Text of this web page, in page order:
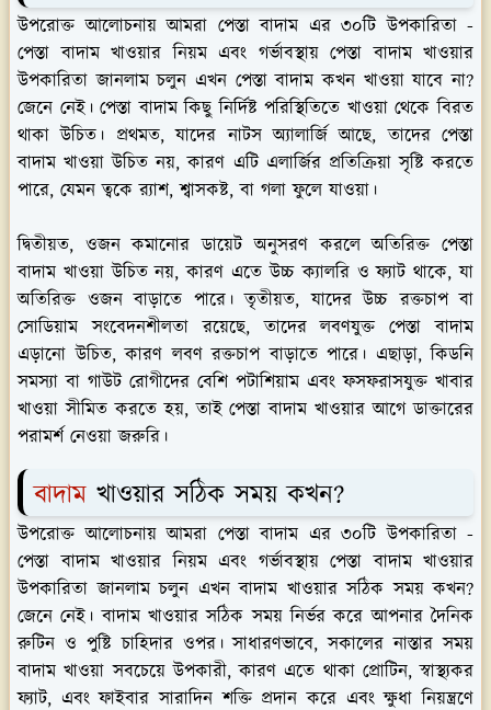
উপরোক্ত আলোচনায় আমরা পেস্তা বাদাম এর ৩০টি উপকারিতা -
পেস্তা বাদাম খাওয়ার নিয়ম এবং গর্ভাবস্থায় পেস্তা বাদাম খাওয়ার
উপকারিতা জানলাম চলুন এখন পেস্তা বাদাম কখন খাওয়া যাবে না?
জেনে নেই। পেস্তা বাদাম কিছু নির্দিষ্ট পরিস্থিতিতে খাওয়া থেকে বিরত
থাকা উচিত। প্রথমত, যাদের নাটস অ্যালার্জি আছে, তাদের পেস্তা
বাদাম খাওয়া উচিত নয়, কারণ এটি এলার্জির প্রতিক্রিয়া সৃষ্টি করতে
পারে, যেমন ত্বকে র‍্যাশ, শ্বাসকষ্ট, বা গলা ফুলে যাওয়া।
দ্বিতীয়ত, ওজন কমানোর ডায়েট অনুসরণ করলে অতিরিক্ত পেস্তা
বাদাম খাওয়া উচিত নয়, কারণ এতে উচ্চ ক্যালরি ও ফ্যাট থাকে, যা
অতিরিক্ত ওজন বাড়াতে পারে। তৃতীয়ত, যাদের উচ্চ রক্তচাপ বা
সোডিয়াম সংবেদনশীলতা রয়েছে, তাদের লবণযুক্ত পেস্তা বাদাম
এড়ানো উচিত, কারণ লবণ রক্তচাপ বাড়াতে পারে। এছাড়া, কিডনি
সমস্যা বা গাউট রোগীদের বেশি পটাশিয়াম এবং ফসফরাসযুক্ত খাবার
খাওয়া সীমিত করতে হয়, তাই পেস্তা বাদাম খাওয়ার আগে ডাক্তারের
পরামর্শ নেওয়া জরুরি।
বাদাম খাওয়ার সঠিক সময় কখন?
উপরোক্ত আলোচনায় আমরা পেস্তা বাদাম এর ৩০টি উপকারিতা -
পেস্তা বাদাম খাওয়ার নিয়ম এবং গর্ভাবস্থায় পেস্তা বাদাম খাওয়ার
উপকারিতা জানলাম চলুন এখন বাদাম খাওয়ার সঠিক সময় কখন?
জেনে নেই। বাদাম খাওয়ার সঠিক সময় নির্ভর করে আপনার দৈনিক
রুটিন ও পুষ্টি চাহিদার ওপর। সাধারণভাবে, সকালের নাস্তার সময়
বাদাম খাওয়া সবচেয়ে উপকারী, কারণ এতে থাকা প্রোটিন, স্বাস্থ্যকর
ফ্যাট, এবং ফাইবার সারাদিন শক্তি প্রদান করে এবং ক্ষুধা নিয়ন্ত্রণে